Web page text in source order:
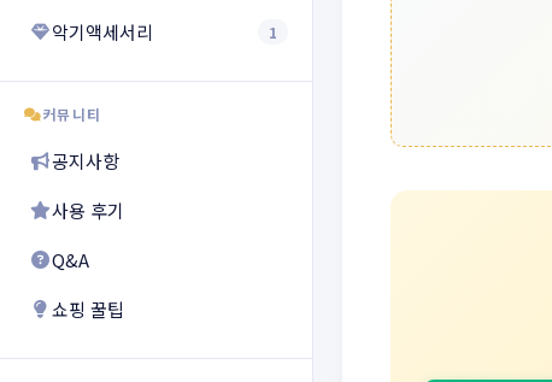
악기액세서리 1
커뮤니티
공지사항
사용 후기
Q&A
쇼핑 꿀팁